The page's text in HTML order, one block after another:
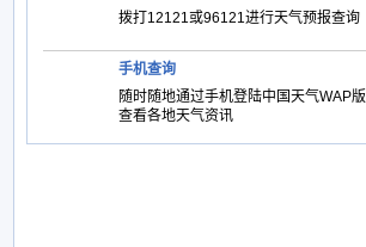
拨打12121或96121进行天气预报查询
手机查询
随时随地通过手机登陆中国天气WAP版
查看各地天气资讯